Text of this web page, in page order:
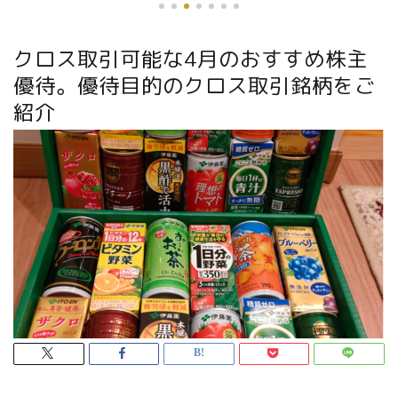
クロス取引可能な4月のおすすめ株主
優待。優待目的のクロス取引銘柄をご
紹介